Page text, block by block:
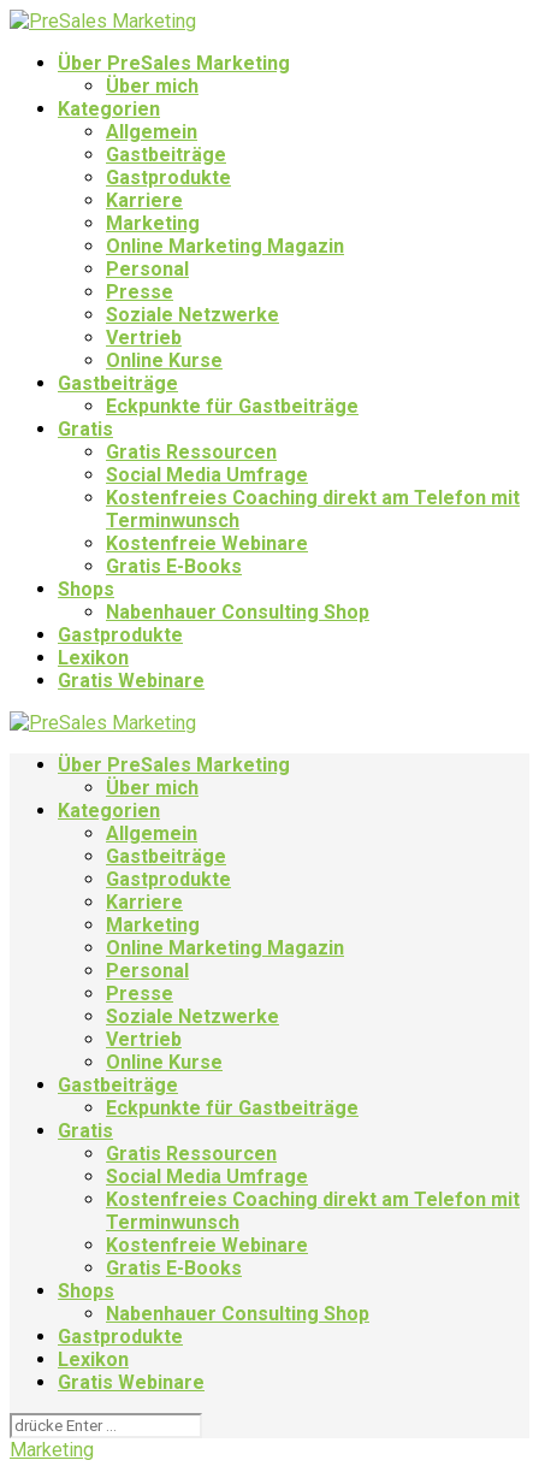
Über PreSales Marketing
Über mich
Kategorien
Allgemein
Gastbeiträge
Gastprodukte
Karriere
Marketing
Online Marketing Magazin
Personal
Presse
Soziale Netzwerke
Vertrieb
Online Kurse
Gastbeiträge
Eckpunkte für Gastbeiträge
Gratis
Gratis Ressourcen
Social Media Umfrage
Kostenfreies Coaching direkt am Telefon mit
Terminwunsch
Kostenfreie Webinare
Gratis E-Books
Shops
Nabenhauer Consulting Shop
Gastprodukte
Lexikon
Gratis Webinare
Über PreSales Marketing
Über mich
Kategorien
Allgemein
Gastbeiträge
Gastprodukte
Karriere
Marketing
Online Marketing Magazin
Personal
Presse
Soziale Netzwerke
Vertrieb
Online Kurse
Gastbeiträge
Eckpunkte für Gastbeiträge
Gratis
Gratis Ressourcen
Social Media Umfrage
Kostenfreies Coaching direkt am Telefon mit
Terminwunsch
Kostenfreie Webinare
Gratis E-Books
Shops
Nabenhauer Consulting Shop
Gastprodukte
Lexikon
Gratis Webinare
Marketing